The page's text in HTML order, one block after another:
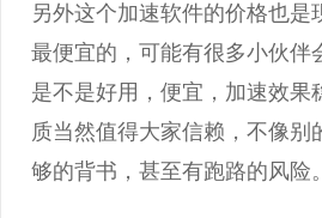
另外这个加速软件的价格也是
最便宜的，可能有很多小伙伴
是不是好用，便宜，加速效果
质当然值得大家信赖，不像别
够的背书，甚至有跑路的风险。